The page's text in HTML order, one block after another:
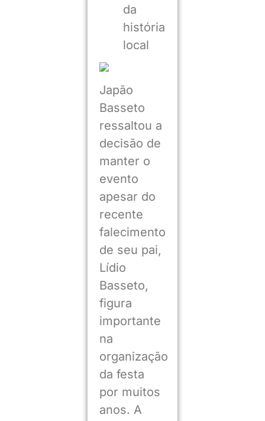
da
história
local
Japão
Basseto
ressaltou a
decisão de
manter o
evento
apesar do
recente
falecimento
de seu pai,
Lídio
Basseto,
figura
importante
na
organização
da festa
por muitos
anos. A